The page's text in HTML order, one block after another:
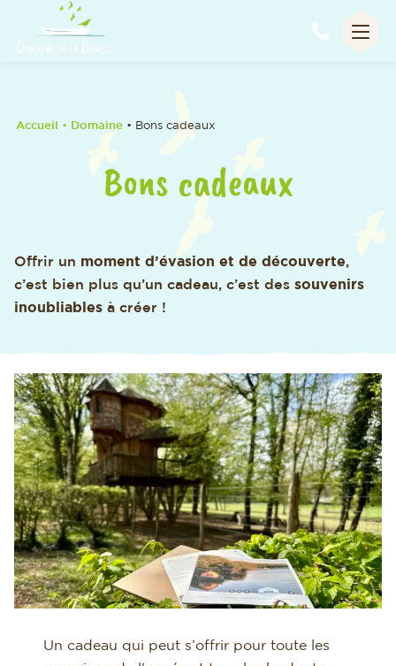
Accueil • Domaine• Bons cadeaux
Bons cadeaux
Offrir un moment d’évasion et de découverte,
c’est bien plus qu’un cadeau, c’est des souvenirs
inoubliables à créer !
Un cadeau qui peut s’offrir pour toute les